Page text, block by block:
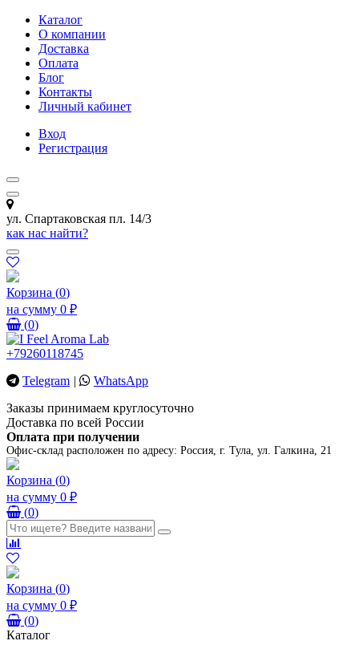
Каталог
О компании
Доставка
Оплата
Блог
Контакты
Личный кабинет
Вход
Регистрация
ул. Спартаковская пл. 14/3
как нас найти?
Корзина (0)
на сумму 0 ₽
(0)
+79260118745
Telegram |
WhatsApp
Заказы принимаем круглосуточно
Доставка по всей России
Оплата при получении
Офис-склад расположен по адресу: Россия, г. Тула, ул. Галкина, 21
Корзина (0)
на сумму 0 ₽
(0)
Корзина (0)
на сумму 0 ₽
(0)
Каталог